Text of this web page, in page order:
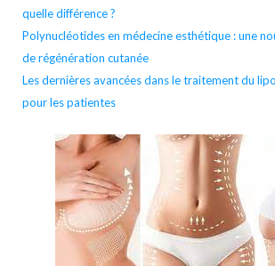
quelle différence ?
Polynucléotides en médecine esthétique : une
de régénération cutanée
Les dernières avancées dans le traitement du
pour les patientes